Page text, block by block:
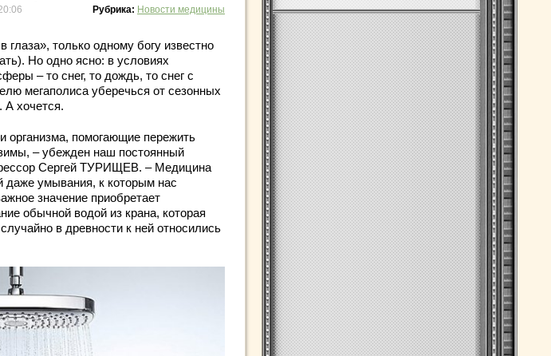
Рубрика: Новости медицины
глаза», только одному богу известно
Но одно ясно: в условиях
– то снег, то дождь, то снег с
мегаполиса уберечься от сезонных
А хочется.
организма, помогающие пережить
– убежден наш постоянный
Сергей ТУРИЩЕВ. – Медицина
даже умывания, к которым нас
значение приобретает
обычной водой из крана, которая
в древности к ней относились